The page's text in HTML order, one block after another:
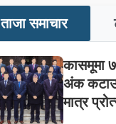
ताजा समाचार
कासमूमा
अंक
मात्र